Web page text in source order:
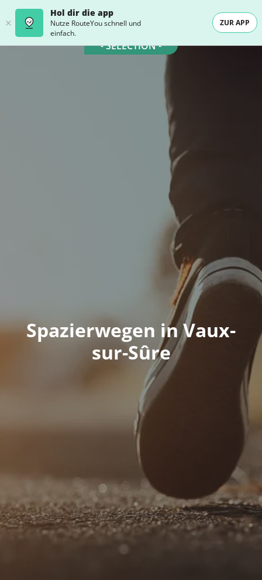
Hol dir die app
Nutze RouteYou schnell und
einfach.
ZUR APP
- SELECTION -
Spazierwegen in Vaux-
sur-Sûre